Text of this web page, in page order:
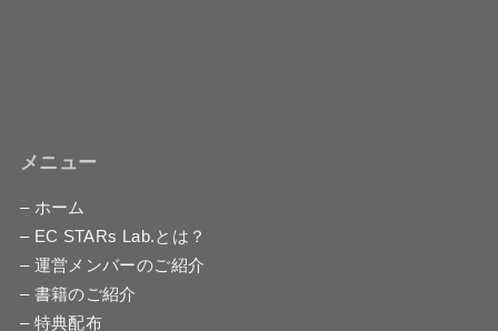
メニュー
– ホーム
– EC STARs Lab.とは？
– 運営メンバーのご紹介
– 書籍のご紹介
– 特典配布